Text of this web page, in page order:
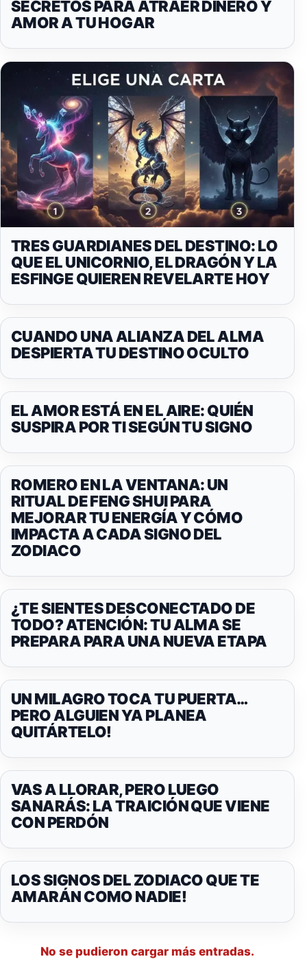
SECRETOS PARA ATRAER DINERO Y
AMOR A TU HOGAR
TRES GUARDIANES DEL DESTINO: LO
QUE EL UNICORNIO, EL DRAGÓN Y LA
ESFINGE QUIEREN REVELARTE HOY
CUANDO UNA ALIANZA DEL ALMA
DESPIERTA TU DESTINO OCULTO
EL AMOR ESTÁ EN EL AIRE: QUIÉN
SUSPIRA POR TI SEGÚN TU SIGNO
ROMERO EN LA VENTANA: UN
RITUAL DE FENG SHUI PARA
MEJORAR TU ENERGÍA Y CÓMO
IMPACTA A CADA SIGNO DEL
ZODIACO
¿TE SIENTES DESCONECTADO DE
TODO? ATENCIÓN: TU ALMA SE
PREPARA PARA UNA NUEVA ETAPA
UN MILAGRO TOCA TU PUERTA…
PERO ALGUIEN YA PLANEA
QUITÁRTELO!
VAS A LLORAR, PERO LUEGO
SANARÁS: LA TRAICIÓN QUE VIENE
CON PERDÓN
LOS SIGNOS DEL ZODIACO QUE TE
AMARÁN COMO NADIE!
No se pudieron cargar más entradas.